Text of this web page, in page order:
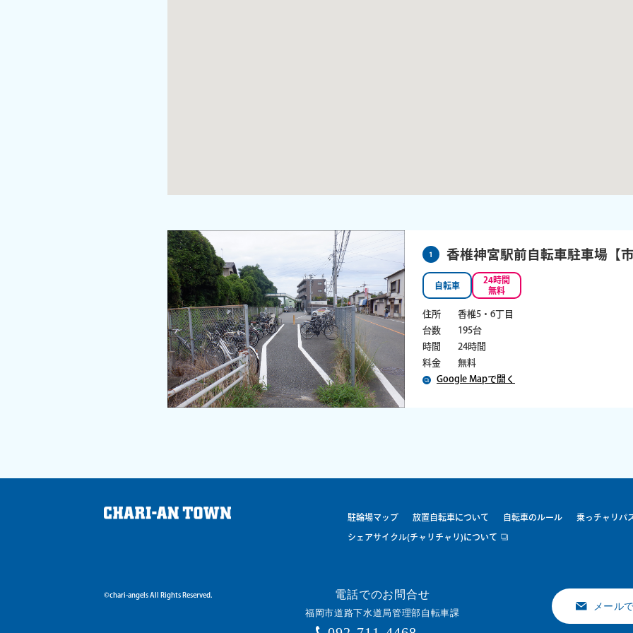
1 香椎神宮駅前自転車駐車場【
自転車
24時間
無料
住所
香椎5・6丁目
台数
195台
時間
24時間
料金
無料
Google Mapで開く
駐輪場マップ 放置自転車について 自転車のルール 乗っチャリパ
シェアサイクル(チャリチャリ)について
©chari-angels All Rights Reserved.